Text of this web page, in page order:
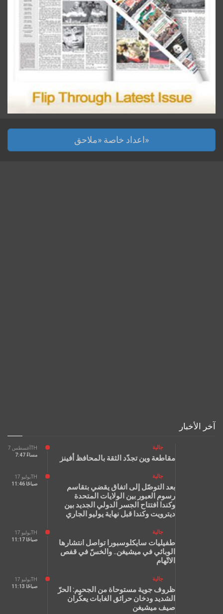
اعداد خاصة «ملاحق»
آخر الأخبار
أغسطس 7TH
7:47 مساءً
جالية
مقاطعة وين تجدّد الثقة بالمحافظ أفينز
يوليو 17TH
11:46 صباحًا
جالية
بعد التوصّل إلى اتفاق يقضي بتقاسم
رسوم العبور بين الولايات المتحدة
وكندا افتتاح الجسر الدولي الجديد بين
ديترويت وكندا قبل نهاية يوليو الجاري
يوليو 17TH
11:17 صباحًا
جالية
طفيليات سايكلوسبورا تواصل انتشارها
الوبائي في ميشيغن.. والخسّ في قفص
الاتّهام
يوليو 17TH
11:13 صباحًا
جالية
ظروف جوية مستوحاة من الجحيم: الحرّ
الشديد ودخان حرائق الغابات يعكّران
صيف ميشيغن